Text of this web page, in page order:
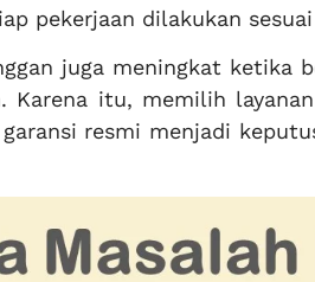
pekerjaan dilakukan
juga meningkat ketika
Karena itu, memilih
resmi menjadi